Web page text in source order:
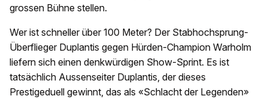
grossen Bühne stellen.
Wer ist schneller über 100 Meter? Der Stabhochsprung-
Überflieger Duplantis gegen Hürden-Champion Warholm
liefern sich einen denkwürdigen Show-Sprint. Es ist
tatsächlich Aussenseiter Duplantis, der dieses
Prestigeduell gewinnt, das als «Schlacht der Legenden»